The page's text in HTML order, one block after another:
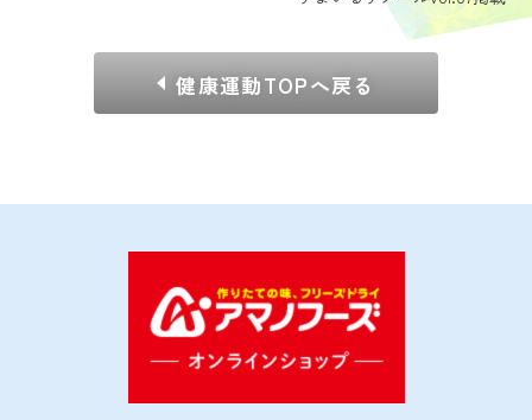
健康運動TOPへ戻る